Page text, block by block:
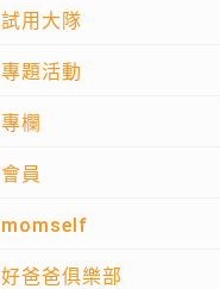
試用大隊
專題活動
專欄
會員
momself
好爸爸俱樂部